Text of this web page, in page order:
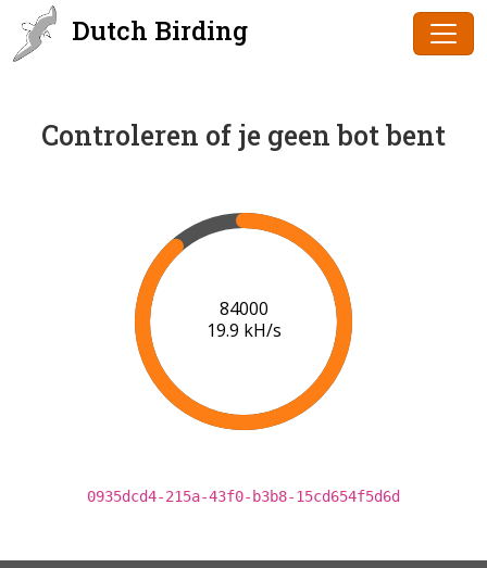
Dutch Birding
Controleren of je geen bot bent
85000
19.9 kH/s
0935dcd4-215a-43f0-b3b8-15cd654f5d6d